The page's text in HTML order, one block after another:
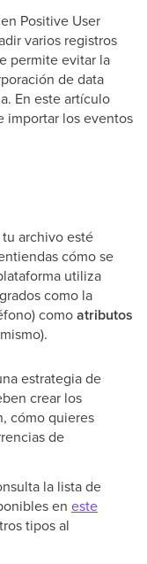
Positive User
varios registros
permite evitar la
de data
En este artículo
importar los eventos
archivo esté
cómo se
utiliza
como la
comoatributos
estrategia de
crear los
cómo quieres
de
la lista de
en este
tipos al